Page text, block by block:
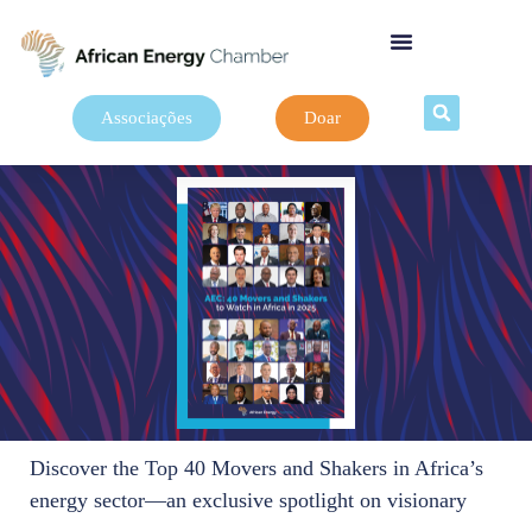
Associações Doar
Discover the Top 40 Movers and Shakers in Africa’s
energy sector—an exclusive spotlight on visionary